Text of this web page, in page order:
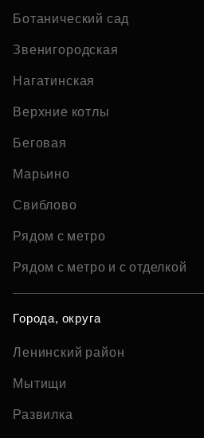
Ботанический сад
Звенигородская
Нагатинская
Верхние котлы
Беговая
Марьино
Свиблово
Рядом с метро
Рядом с метро и с отделкой
Города, округа
Ленинский район
Мытищи
Развилка